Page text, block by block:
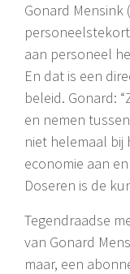
Gonard Mensink
aan personeel
En dat is een
beleid. Gonard:
en nemen
niet helemaal bij
economie aan
Doseren is de
Tegendraadse
van Gonard
maar, een